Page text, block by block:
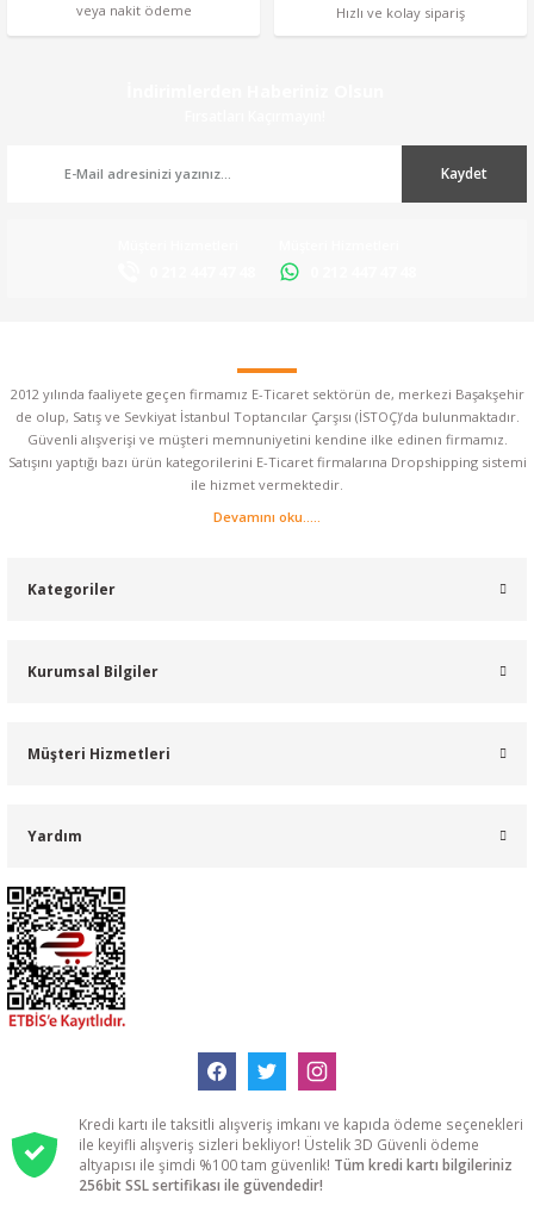
veya nakit ödeme
Hızlı ve kolay sipariş
Kaydet
2012 yılında faaliyete geçen firmamız E-Ticaret sektörün de, merkezi Başakşehir
de olup, Satış ve Sevkiyat İstanbul Toptancılar Çarşısı (İSTOÇ)’da bulunmaktadır.
Güvenli alışverişi ve müşteri memnuniyetini kendine ilke edinen firmamız.
Satışını yaptığı bazı ürün kategorilerini E-Ticaret firmalarına Dropshipping sistemi
ile hizmet vermektedir.
Devamını oku.....
Kategoriler
Kurumsal Bilgiler
Müşteri Hizmetleri
Yardım
Kredi kartı ile taksitli alışveriş imkanı ve kapıda ödeme seçenekleri
ile keyifli alışveriş sizleri bekliyor! Üstelik 3D Güvenli ödeme
altyapısı ile şimdi %100 tam güvenlik! Tüm kredi kartı bilgileriniz
256bit SSL sertifikası ile güvendedir!